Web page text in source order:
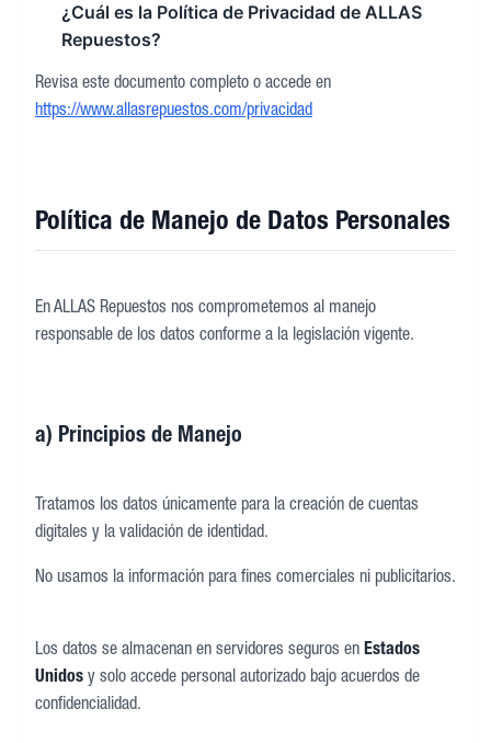
¿Cuál es la Política de Privacidad de ALLAS
Repuestos?
Revisa este documento completo o accede en
https://www.allasrepuestos.com/privacidad
Política de Manejo de Datos Personales
En ALLAS Repuestos nos comprometemos al manejo
responsable de los datos conforme a la legislación vigente.
a) Principios de Manejo
Tratamos los datos únicamente para la creación de cuentas
digitales y la validación de identidad.
No usamos la información para fines comerciales ni publicitarios.
Los datos se almacenan en servidores seguros en Estados
Unidos y solo accede personal autorizado bajo acuerdos de
confidencialidad.